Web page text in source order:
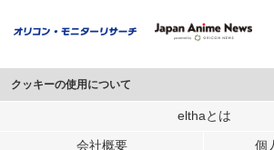
クッキーの使用について
このサイトでは Cookie を使用して、ユーザーに合わ
行っています。
elthaとは
会社概要 個